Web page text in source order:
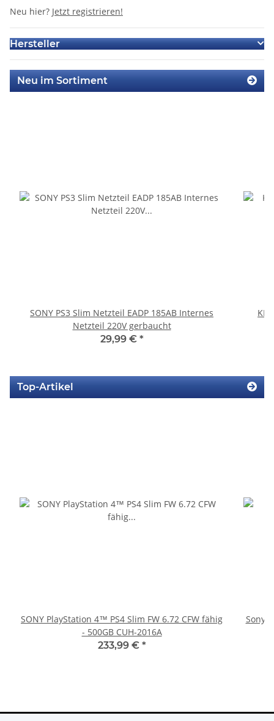
Neu hier? Jetzt registrieren!
Hersteller
Neu im Sortiment
SONY PS3 Slim Netzteil EADP 185AB Internes
Netzteil 220V gerbaucht
29,99 € *
Top-Artikel
SONY PlayStation 4™ PS4 Slim FW 6.72 CFW fähig
- 500GB CUH-2016A
233,99 € *
Sony